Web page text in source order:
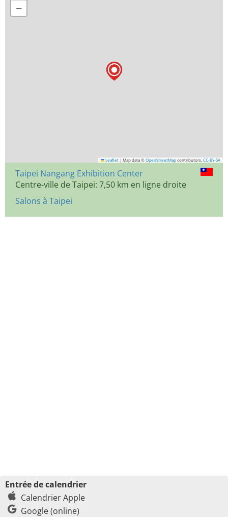
−
Leaflet | Map data © OpenStreetMap contributors, CC-BY-SA
Taipei Nangang Exhibition Center
Centre-ville de Taipei: 7,50 km en ligne droite
Salons à Taipei
Entrée de calendrier
Calendrier Apple
Google (online)